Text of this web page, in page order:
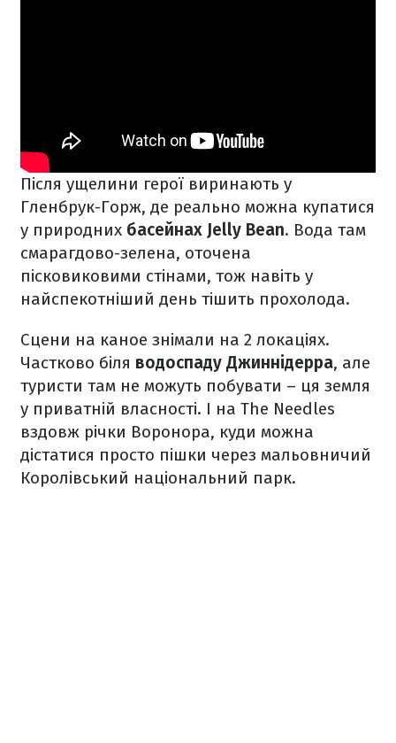
Після ущелини герої виринають у
Гленбрук-Горж, де реально можна купатися
у природних басейнах Jelly Bean. Вода там
смарагдово-зелена, оточена
пісковиковими стінами, тож навіть у
найспекотніший день тішить прохолода.
Сцени на каное знімали на 2 локаціях.
Частково біля водоспаду Джиннідерра, але
туристи там не можуть побувати – ця земля
у приватній власності. І на The Needles
вздовж річки Воронора, куди можна
дістатися просто пішки через мальовничий
Королівський національний парк.